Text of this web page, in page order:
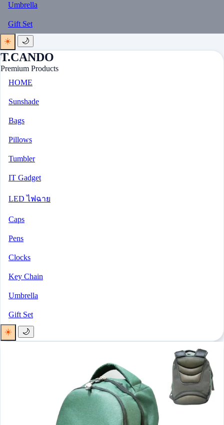
Umbrella
Gift Set
☀️
🌙
T.CANDO
Premium Products
HOME
Sunshade
Bags
Pillows
Tumbler
IT Gadget
LED ไฟฉาย
Caps
Pens
Clocks
Key Chain
Umbrella
Gift Set
☀️
🌙